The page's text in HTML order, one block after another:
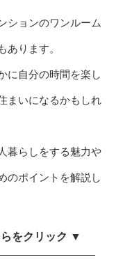
ションのワンルーム
あります。
に自分の時間を楽し
まいになるかもしれ
暮らしをする魅力や
のポイントを解説し
をクリック ▼